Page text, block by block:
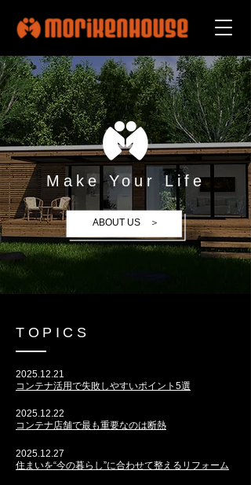
Make Your Life
ABOUT US ＞
TOPICS
2025.12.21
コンテナ活用で失敗しやすいポイント5選
2025.12.22
コンテナ店舗で最も重要なのは断熱
2025.12.27
住まいを“今の暮らし”に合わせて整えるリフォーム